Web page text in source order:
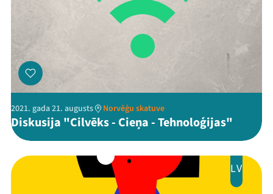
2021. gada 21. augusts Norvēģu skatuve
Diskusija "Cilvēks - Cieņa - Tehnoloģijas"
LV